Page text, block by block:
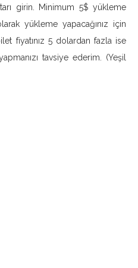
girin. Minimum 5$ yükleme
yükleme yapacağınız için
fiyatınız 5 dolardan fazla ise
tavsiye ederim. (Yeşil